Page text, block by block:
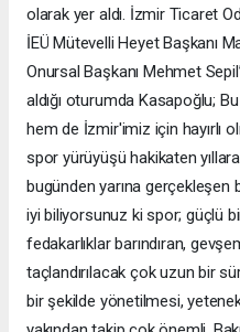
olarak yer aldı. İzmir Ticaret
İEÜ Mütevelli Heyet Başkanı
Onursal Başkanı Mehmet
aldığı oturumda Kasapoğlu;
hem de İzmir'imiz için hayırlı
spor yürüyüşü hakikaten
bugünden yarına gerçekleşen
iyi biliyorsunuz ki spor; güçlü
fedakarlıklar barındıran,
taçlandırılacak çok uzun bir
bir şekilde yönetilmesi,